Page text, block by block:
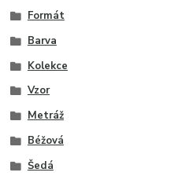
Formát
Barva
Kolekce
Vzor
Metráž
Béžová
Šedá